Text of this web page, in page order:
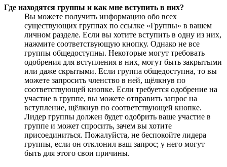
Где находятся группы и как мне вступить в них?
Вы можете получить информацию обо всех
существующих группах по ссылке «Группы» в вашем
личном разделе. Если вы хотите вступить в одну из них,
нажмите соответствующую кнопку. Однако не все
группы общедоступны. Некоторые могут требовать
одобрения для вступления в них, могут быть закрытыми
или даже скрытыми. Если группа общедоступна, то вы
можете запросить членство в ней, щёлкнув по
соответствующей кнопке. Если требуется одобрение на
участие в группе, вы можете отправить запрос на
вступление, щёлкнув по соответствующей кнопке.
Лидер группы должен будет одобрить ваше участие в
группе и может спросить, зачем вы хотите
присоединиться. Пожалуйста, не беспокойте лидера
группы, если он отклонил ваш запрос; у него могут
быть для этого свои причины.